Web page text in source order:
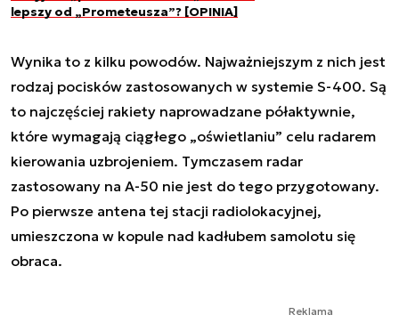
lepszy od „Prometeusza”? [OPINIA]
Wynika to z kilku powodów. Najważniejszym z nich jest
rodzaj pocisków zastosowanych w systemie S-400. Są
to najczęściej rakiety naprowadzane półaktywnie,
które wymagają ciągłego „oświetlaniu” celu radarem
kierowania uzbrojeniem. Tymczasem radar
zastosowany na A-50 nie jest do tego przygotowany.
Po pierwsze antena tej stacji radiolokacyjnej,
umieszczona w kopule nad kadłubem samolotu się
obraca.
Reklama